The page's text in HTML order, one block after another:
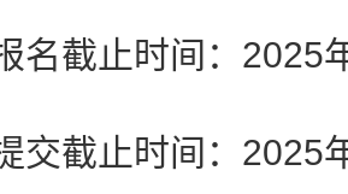
截止时间：2025
截止时间：2025